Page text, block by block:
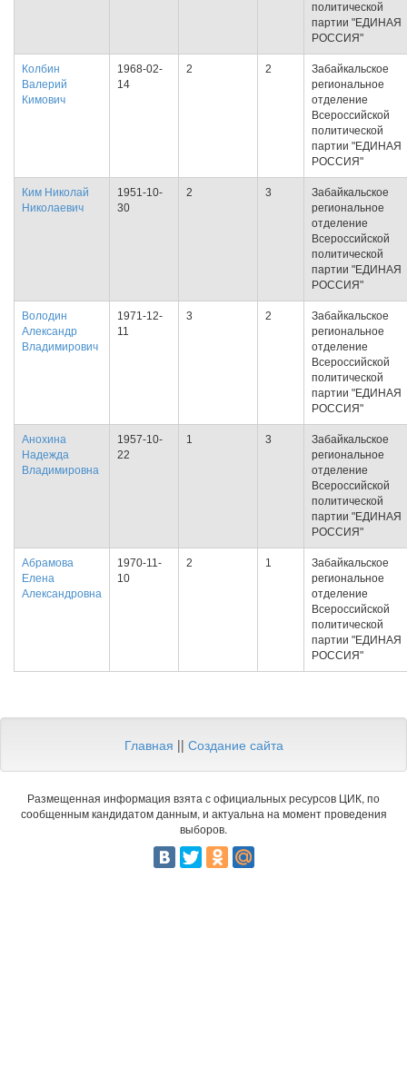
политической
партии "ЕДИНАЯ
РОССИЯ"
Колбин
Валерий
Кимович
1968-02-
14
2 2
Забайкальское
региональное
отделение
Всероссийской
политической
партии "ЕДИНАЯ
РОССИЯ"
Ким Николай
Николаевич
1951-10-
30
2 3
Забайкальское
региональное
отделение
Всероссийской
политической
партии "ЕДИНАЯ
РОССИЯ"
Володин
Александр
Владимирович
1971-12-
11
3 2
Забайкальское
региональное
отделение
Всероссийской
политической
партии "ЕДИНАЯ
РОССИЯ"
Анохина
Надежда
Владимировна
1957-10-
22
1 3
Забайкальское
региональное
отделение
Всероссийской
политической
партии "ЕДИНАЯ
РОССИЯ"
Абрамова
Елена
Александровна
1970-11-
10
2 1
Забайкальское
региональное
отделение
Всероссийской
политической
партии "ЕДИНАЯ
РОССИЯ"
Главная || Создание сайта
Размещенная информация взята с официальных ресурсов ЦИК, по
сообщенным кандидатом данным, и актуальна на момент проведения
выборов.